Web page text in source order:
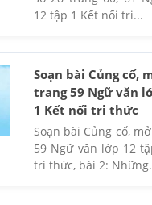
12 tập 1 Kết nối tri...
Soạn bài Củng cố,
trang 59 Ngữ văn
1 Kết nối tri thức
Soạn bài Củng cố,
59 Ngữ văn lớp 12
tri thức, bài 2: